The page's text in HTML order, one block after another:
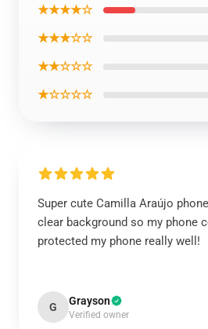
★★★★☆
★★★☆☆
★★☆☆☆
★☆☆☆☆
Super cute Camilla Araújo
clear background so my phone
protected my phone really well!
G Grayson
Verified owner